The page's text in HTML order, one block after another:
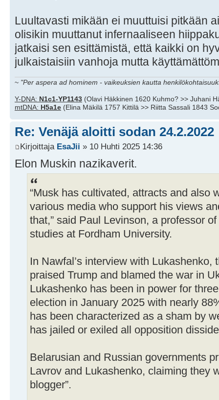
Luultavasti mikään ei muuttuisi pitkään
olisikin muuttanut infernaaliseen
jatkaisi sen esittämistä, että kaikki on
julkaistaisiin vanhoja mutta
~ "Per aspera ad hominem - vaikeuksien kautta
Y-DNA: N1c1-YP1143 (Olavi Häkkinen 1620 Kuhmo? >> Juhani
mtDNA: H5a1e (Elina Mäkilä 1757 Kittilä >> Riitta Sassali 1843
Re: Venäjä aloitti sodan 24.2.2022
Kirjoittaja EsaJii » 10 Huhti 2025 14:36
Elon Muskin nazikaverit.
“Musk has cultivated, attracts and also
various media who support his views
that,” said Paul Levinson, a professor
studies at Fordham University.
In Nawfal’s interview with Lukashenko,
praised Trump and blamed the war in
Lukashenko has been in power for
election in January 2025 with nearly
has been characterized as a sham by
has jailed or exiled all opposition
Belarusian and Russian governments
Lavrov and Lukashenko, claiming they
blogger”.